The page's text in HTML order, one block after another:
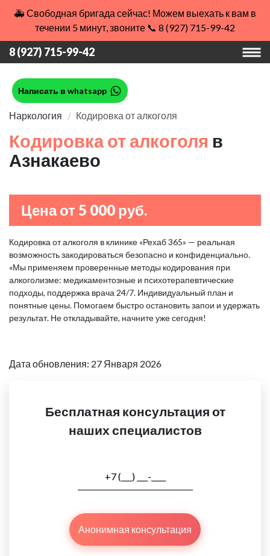
🚑 Свободная бригада сейчас! Можем выехать к вам в
течении 5 минут, звоните 📞 8 (927) 715-99-42
8 (927) 715-99-42
Написать в whatsapp
Наркология Кодировка от алкоголя
Кодировка от алкоголя в
Азнакаево
Цена от 5 000 руб.
Кодировка от алкоголя в клинике «Рехаб 365» — реальная
возможность закодироваться безопасно и конфиденциально.
«Мы применяем проверенные методы кодирования при
алкоголизме: медикаментозные и психотерапевтические
подходы, поддержка врача 24/7. Индивидуальный план и
понятные цены. Помогаем быстро остановить запои и удержать
результат. Не откладывайте, начните уже сегодня!
Дата обновления: 27 Января 2026
Бесплатная консультация от
наших специалистов
Анонимная консультация